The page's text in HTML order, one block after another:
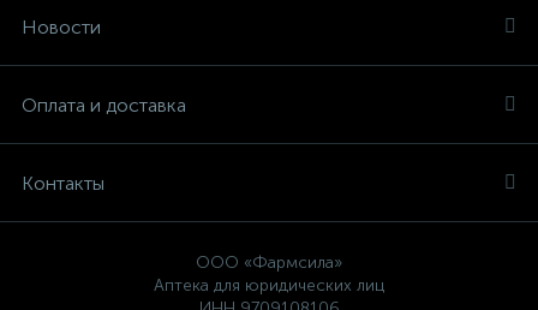
Новости
Оплата и доставка
Контакты
ООО «Фармсила»
Аптека для юридических лиц